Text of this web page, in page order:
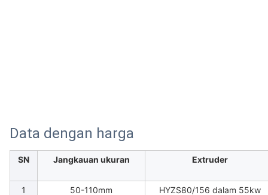
Data dengan harga
SN Jangkauan ukuran Extruder
1 50-110mm HYZS80/156 dalam 55kw